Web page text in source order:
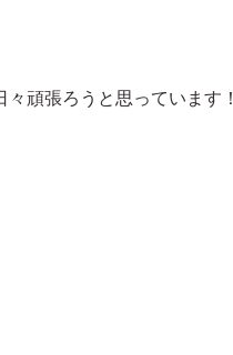
頑張ろうと思っています！